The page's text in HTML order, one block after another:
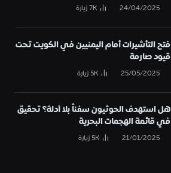
24/04/2025
7Kزيارة
فتح التأشيرات أمام اليمنيين في الكويت تحت
قيود صارمة
25/05/2025
5Kزيارة
هل استهدف الحوثيون سفناً بلا أدلة؟ تحقيق
في قائمة الهجمات البحرية
21/01/2025
5Kزيارة